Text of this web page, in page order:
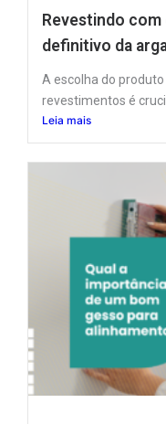
Revestindo com
definitivo da
A escolha do
revestimentos é
Leia mais